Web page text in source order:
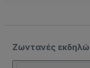
Ζωντανές